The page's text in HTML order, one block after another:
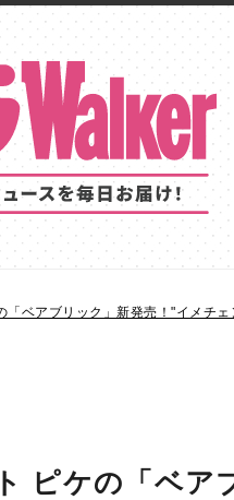
ベアブリック」新発売！"イメチ
ピケの「ベア